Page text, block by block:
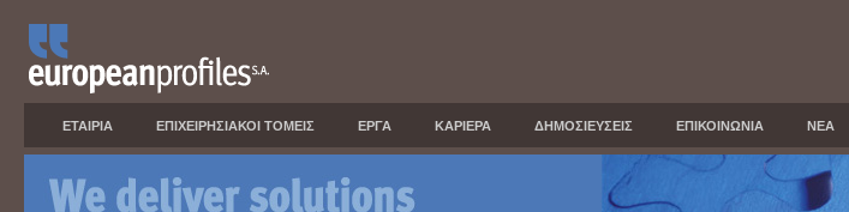
ΕΤΑΙΡΙΑ ΕΠΙΧΕΙΡΗΣΙΑΚΟΙ ΤΟΜΕΙΣ ΕΡΓΑ ΚΑΡΙΕΡΑ ΔΗΜΟΣΙΕΥΣΕΙΣ ΕΠΙΚΟΙΝΩΝΙΑ ΝΕΑ